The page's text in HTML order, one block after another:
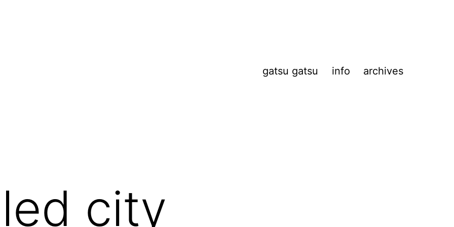
gatsu gatsu info archives
city